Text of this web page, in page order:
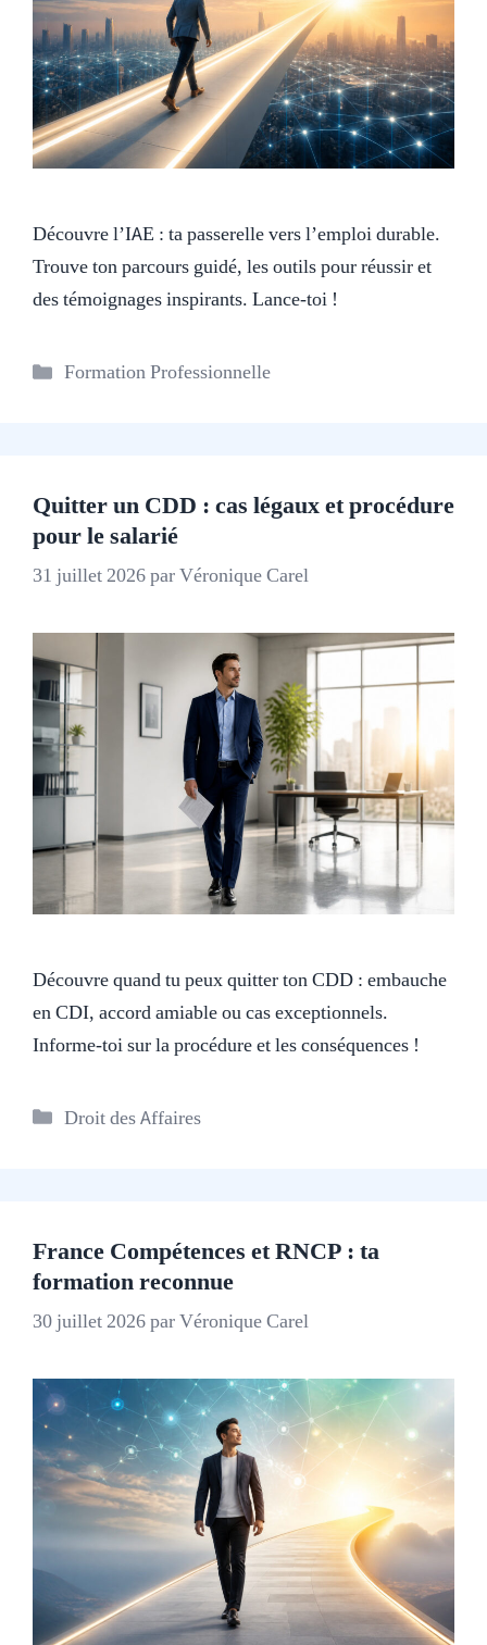
Découvre l’IAE : ta passerelle vers l’emploi durable.
Trouve ton parcours guidé, les outils pour réussir et
des témoignages inspirants. Lance-toi !
Catégories
Formation Professionnelle
Quitter un CDD : cas légaux et procédure
pour le salarié
31 juillet 2026parVéronique Carel
Découvre quand tu peux quitter ton CDD : embauche
en CDI, accord amiable ou cas exceptionnels.
Informe-toi sur la procédure et les conséquences !
Catégories
Droit des Affaires
France Compétences et RNCP : ta
formation reconnue
30 juillet 2026parVéronique Carel